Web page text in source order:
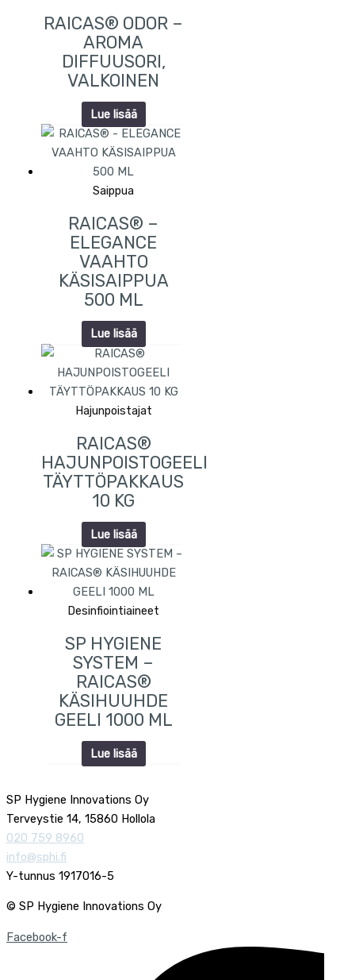
RAICAS® ODOR –
AROMA
DIFFUUSORI,
VALKOINEN
Lue lisää
Saippua
RAICAS® –
ELEGANCE
VAAHTO
KÄSISAIPPUA
500 ML
Lue lisää
Hajunpoistajat
RAICAS®
HAJUNPOISTOGEELI
TÄYTTÖPAKKAUS
10 KG
Lue lisää
Desinfiointiaineet
SP HYGIENE
SYSTEM –
RAICAS®
KÄSIHUUHDE
GEELI 1000 ML
Lue lisää
SP Hygiene Innovations Oy
Terveystie 14, 15860 Hollola
020 759 8960
info@sphi.fi
Y-tunnus 1917016-5
© SP Hygiene Innovations Oy
Facebook-f